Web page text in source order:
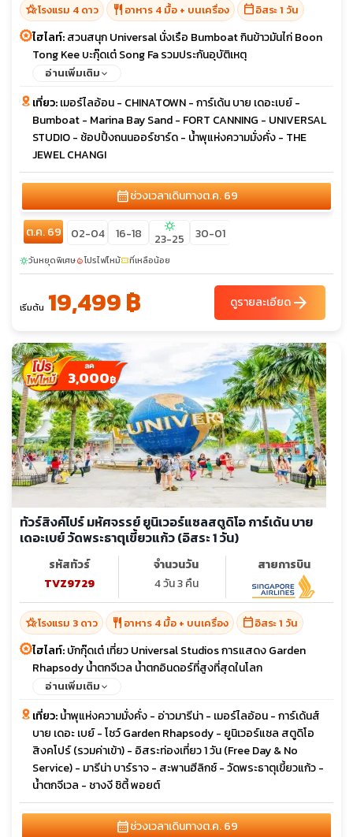
hotel_classโรงแรม 4 ดาว restaurant อาหาร 4 มื้อ + บนเครื่อง calendar_todayอิสระ 1 วัน
ไฮไลท์:สวนสนุก Universal นั่งเรือ Bumboat กินข้าวมันไก่ Boon
Tong Kee บะกุ๊ดเต๋ Song Fa รวมประกันอุบัติเหตุ
อ่านเพิ่มเติม
เที่ยว:เมอร์ไลอ้อน - CHINATOWN - การ์เด้น บาย เดอะเบย์ -
Bumboat - Marina Bay Sand - FORT CANNING - UNIVERSAL
STUDIO - ช้อปปิ้งถนนออร์ชาร์ด - น้ำพุแห่งความมั่งคั่ง - THE
JEWEL CHANGI
calendar_monthช่วงเวลาเดินทางต.ค. 69
ต.ค. 69 02-04 16-18 sunny
23-25 30-01
sunnyวันหยุดพิเศษlocal_fire_departmentโปรไฟไหม้confirmation_numberที่เหลือน้อย
เริ่มต้น 19,499 ฿ ดูรายละเอียดarrow_forward
3,000฿
ทัวร์สิงค์โปร์ มหัศจรรย์ ยูนิเวอร์แซลสตูดิโอ การ์เด้น บาย
เดอะเบย์ วัดพระธาตุเขี้ยวแก้ว (อิสระ 1 วัน)
รหัสทัวร์
TVZ9729
จำนวนวัน
4 วัน 3 คืน
สายการบิน
hotel_classโรงแรม 3 ดาว restaurant อาหาร 4 มื้อ + บนเครื่อง calendar_todayอิสระ 1 วัน
ไฮไลท์:บักกุ๊ดเต๋ เที่ยว Universal Studios การแสดง Garden
Rhapsody น้ำตกจีเวล น้ำตกอินดอร์ที่สูงที่สุดในโลก
อ่านเพิ่มเติม
เที่ยว:น้ำพุแห่งความมั่งคั่ง - อ่าวมารีน่า - เมอร์ไลอ้อน - การ์เด้นส์
บาย เดอะ เบย์ - โชว์ Garden Rhapsody - ยูนิเวอร์แซล สตูดิโอ
สิงคโปร์ (รวมค่าเข้า) - อิสระท่องเที่ยว 1 วัน (Free Day & No
Service) - มารีน่า บาร์ราจ - สะพานฮีลิกซ์ - วัดพระธาตุเขี้ยวแก้ว -
น้ำตกจีเวล - ชางงี ซิตี้ พอยต์
calendar_monthช่วงเวลาเดินทางต.ค. 69